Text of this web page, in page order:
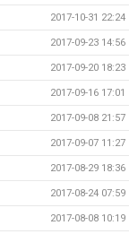
2017-10-31 22:24
2017-09-23 14:56
2017-09-20 18:23
2017-09-16 17:01
2017-09-08 21:57
2017-09-07 11:27
2017-08-29 18:36
2017-08-24 07:59
2017-08-08 10:19